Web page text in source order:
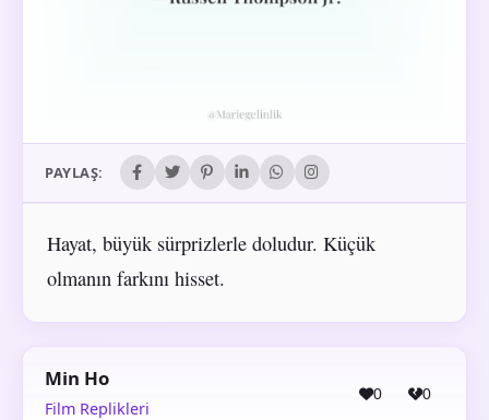
PAYLAŞ:
Hayat, büyük sürprizlerle doludur. Küçük
olmanın farkını hisset.
Min Ho
Film Replikleri
0 0